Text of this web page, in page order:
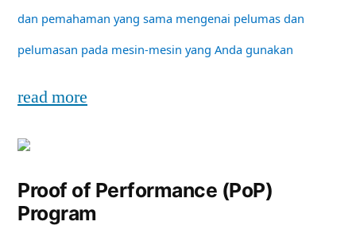
dan pemahaman yang sama mengenai pelumas dan
pelumasan pada mesin-mesin yang Anda gunakan
read more
Proof of Performance (PoP)
Program